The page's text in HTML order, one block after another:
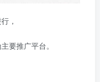
，
要推广平台。